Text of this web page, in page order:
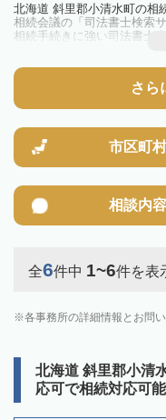
北海道 斜里郡小清水町の相
相続会議の「司法書士検索
相続手続きに強い司法書士
トラブルやお悩みを抱えて
さら
市区町
相談内
全6件中 1~6件を表
各事務所の詳細情報とお問
北海道 斜里郡小清
応可で相続対応可